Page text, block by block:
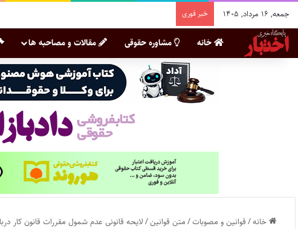
جمعه, ۱۶ مرداد, ۱۴۰۵ خبر فوری
خانه مشاوره حقوقی مقالات و مصاحبه ها
خانه/قوانین و مصوبات/متن قوانین/لایحه قانونی عدم شمول مقررات قانون کار